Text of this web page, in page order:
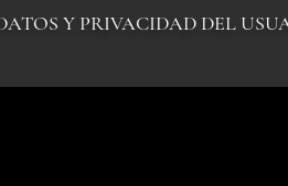
Y PRIVACIDAD DEL